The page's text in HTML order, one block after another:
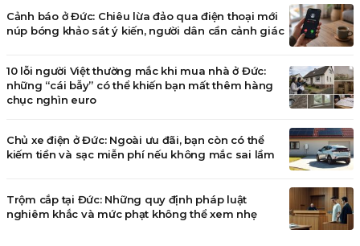
Cảnh báo ở Đức: Chiêu lừa đảo qua điện thoại mới
núp bóng khảo sát ý kiến, người dân cần cảnh giác
10 lỗi người Việt thường mắc khi mua nhà ở Đức:
những “cái bẫy” có thể khiến bạn mất thêm hàng
chục nghìn euro
Chủ xe điện ở Đức: Ngoài ưu đãi, bạn còn có thể
kiếm tiền và sạc miễn phí nếu không mắc sai lầm
Trộm cắp tại Đức: Những quy định pháp luật
nghiêm khắc và mức phạt không thể xem nhẹ